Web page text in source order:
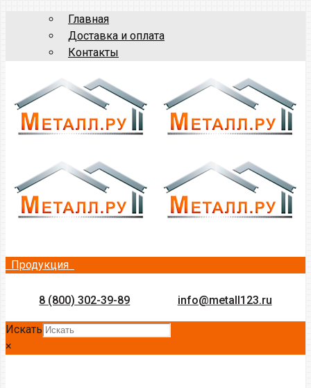
Главная
Доставка и оплата
Контакты
Продукция
8 (800) 302-39-89 info@metall123.ru
Искать
×